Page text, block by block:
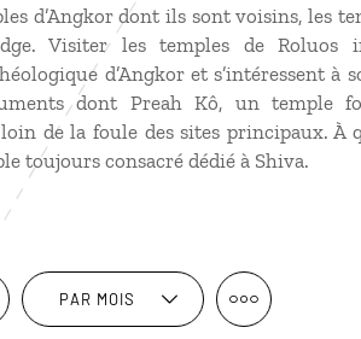
d’Angkor dont ils sont voisins, les
Visiter les temples de Roluos
d’Angkor et s’intéressent
dont Preah Kô, un temple
de la foule des sites principaux. À
toujours consacré dédié à Shiva.
PAR MOIS